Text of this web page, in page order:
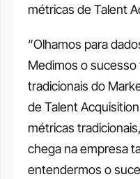
métricas de Talent
“Olhamos para
Medimos o
tradicionais do
de Talent
métricas
chega na empresa
entendermos o